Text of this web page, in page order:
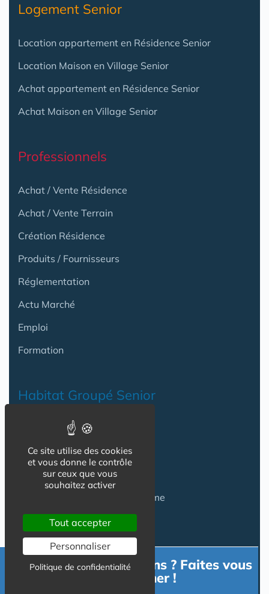
Logement Senior
Location appartement en Résidence Senior
Location Maison en Village Senior
Achat appartement en Résidence Senior
Achat Maison en Village Senior
Professionnels
Achat / Vente Résidence
Achat / Vente Terrain
Création Résidence
Produits / Fournisseurs
Réglementation
Actu Marché
Emploi
Formation
Habitat Groupé Senior
Habitat Partagé
Béguinage
Papy Loft
Habitat Intelligent - Smart Home
Habitat coopératif
Habitat intergénérationnel
Equipement Logement
Besoin d'informations ? Faites vous
accompagner !
Ce site utilise des cookies
et vous donne le contrôle
sur ceux que vous
souhaitez activer
Tout accepter
Personnaliser
Politique de confidentialité